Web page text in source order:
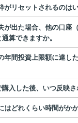
がリセットされるのはい
が出た場合、他の口座
算できますか。
年間投資上限額に達し
入した後、いつ反映さ
はどれくらい時間がかか